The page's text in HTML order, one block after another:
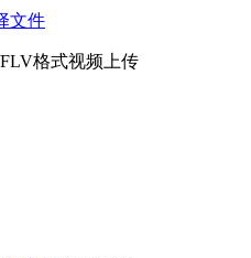
文件
格式视频上传